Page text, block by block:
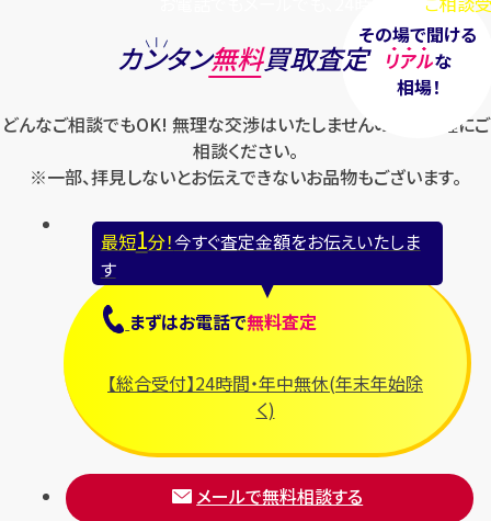
その場で聞ける
リアルな
相場！
カンタン無料買取査定
どんなご相談でもOK! 無理な交渉はいたしませんのでお気軽にご
相談ください。
※一部、拝見しないとお伝えできないお品物もございます。
最短1分！今すぐ査定金額をお伝えいたしま
す
まずはお電話で無料査定
【総合受付】24時間・年中無休(年末年始除
く)
メールで無料相談する